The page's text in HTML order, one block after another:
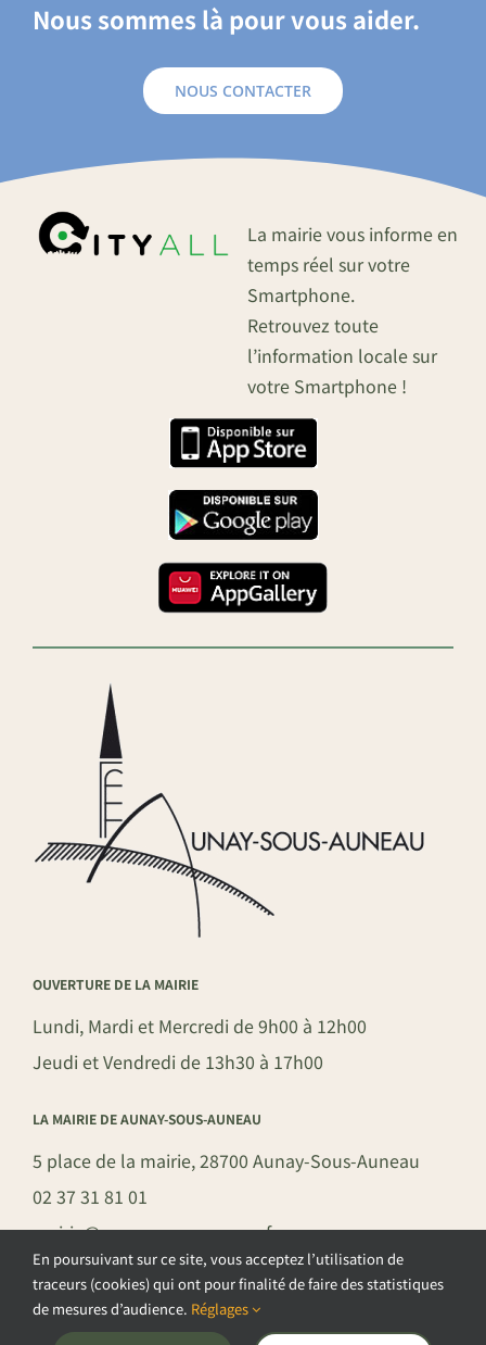
Nous sommes là pour vous aider.
NOUS CONTACTER
La mairie vous informe en
temps réel sur votre
Smartphone.
Retrouvez toute
l’information locale sur
votre Smartphone !
OUVERTURE DE LA MAIRIE
Lundi, Mardi et Mercredi de 9h00 à 12h00
Jeudi et Vendredi de 13h30 à 17h00
LA MAIRIE DE AUNAY-SOUS-AUNEAU
5 place de la mairie, 28700 Aunay-Sous-Auneau
02 37 31 81 01
mairie@aunay-sous-auneau.fr
©COPYRIGHT 2026 – COMMUNE DE AUNAY-SOUS-AUNEAU –
En poursuivant sur ce site, vous acceptez l’utilisation de
traceurs (cookies) qui ont pour finalité de faire des statistiques
de mesures d’audience. Réglages